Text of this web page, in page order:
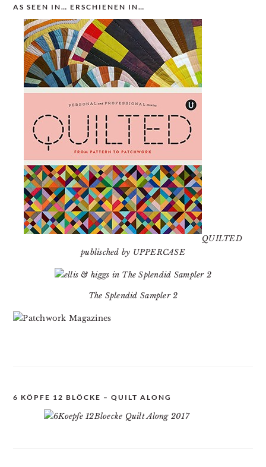
AS SEEN IN… ERSCHIENEN IN…
QUILTED
publisched by UPPERCASE
The Splendid Sampler 2
6 KÖPFE 12 BLÖCKE – QUILT ALONG